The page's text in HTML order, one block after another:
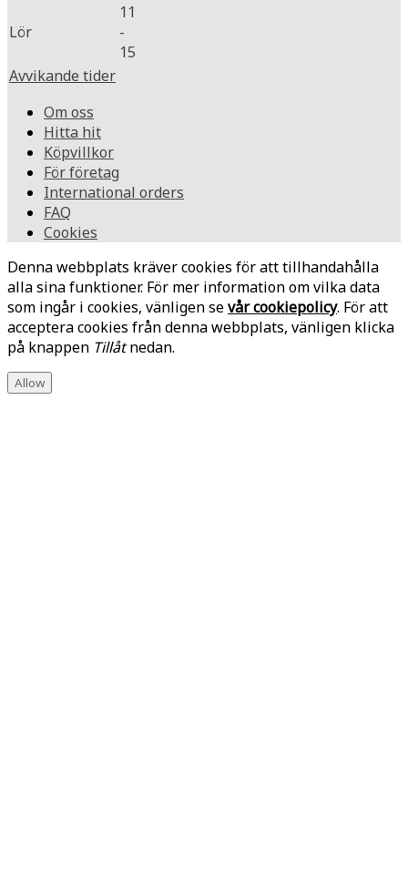
Lör
11
-
15
Avvikande tider
Om oss
Hitta hit
Köpvillkor
För företag
International orders
FAQ
Cookies
Denna webbplats kräver cookies för att tillhandahålla
alla sina funktioner. För mer information om vilka data
som ingår i cookies, vänligen sevår cookiepolicy. För att
acceptera cookies från denna webbplats, vänligen klicka
på knappen Tillåtnedan.
Allow